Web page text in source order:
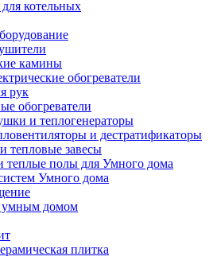
котельных
камины
обогреватели
рук
обогреватели
и теплогенераторы
и дестратификаторы
тепловые завесы
теплые полы для Умного дома
Умного дома
умным домом
плитка